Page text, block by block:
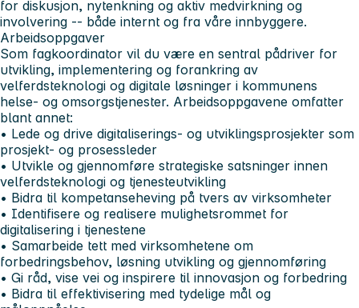
for diskusjon, nytenkning og aktiv medvirkning og
involvering -- både internt og fra våre innbyggere.
Arbeidsoppgaver
Som fagkoordinator vil du være en sentral pådriver for
utvikling, implementering og forankring av
velferdsteknologi og digitale løsninger i kommunens
helse- og omsorgstjenester. Arbeidsoppgavene omfatter
blant annet:
• Lede og drive digitaliserings- og utviklingsprosjekter som
prosjekt- og prosessleder
• Utvikle og gjennomføre strategiske satsninger innen
velferdsteknologi og tjenesteutvikling
• Bidra til kompetanseheving på tvers av virksomheter
• Identifisere og realisere mulighetsrommet for
digitalisering i tjenestene
• Samarbeide tett med virksomhetene om
forbedringsbehov, løsning utvikling og gjennomføring
• Gi råd, vise vei og inspirere til innovasjon og forbedring
• Bidra til effektivisering med tydelige mål og